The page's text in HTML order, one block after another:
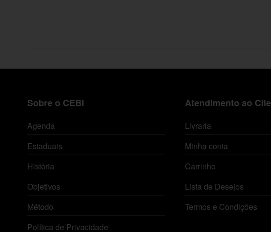
Sobre o CEBI
Agenda
Estaduais
História
Objetivos
Método
Política de Privacidade
Atendimento ao
Livraria
Minha conta
Carrinho
Lista de Desejos
Termos e Condições